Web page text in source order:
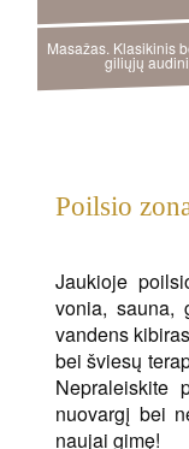
Masažas. Klasikinis
giliųjų
Poilsio
Jaukioje
vonia, sauna,
vandens
bei šviesų
Nepraleiskite
nuovargį bei
naujai gimę!